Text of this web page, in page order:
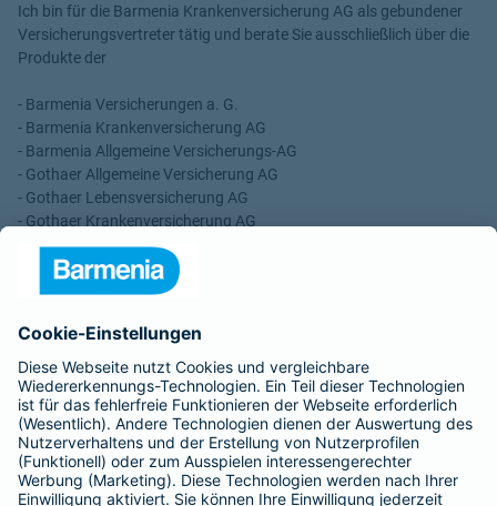
Ich bin für die Barmenia Krankenversicherung AG als gebundener
Versicherungsvertreter tätig und berate Sie ausschließlich über die
Produkte der
- Barmenia Versicherungen a. G.
- Barmenia Krankenversicherung AG
- Barmenia Allgemeine Versicherungs-AG
- Gothaer Allgemeine Versicherung AG
- Gothaer Lebensversicherung AG
- Gothaer Krankenversicherung AG
- ROLAND Rechtsschutz-Versicherungs-AG
- ROLAND Schutzbrief-Versicherung AG
Vergütungen, die in der zu entrichtenden Versicherungsprämie
enthalten sind.
Schlichtungsstellen
Für Lebens- und Sachversicherungen:
Verein Versicherungsombudsmann eV,
Postfach 080632, 10006 Berlin